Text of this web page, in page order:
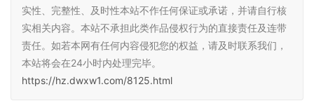
实性、完整性、及时性本站不作任何保证或承诺，并请自行核
实相关内容。本站不承担此类作品侵权行为的直接责任及连带
责任。如若本网有任何内容侵犯您的权益，请及时联系我们，
本站将会在24小时内处理完毕。
https://hz.dwxw1.com/8125.html